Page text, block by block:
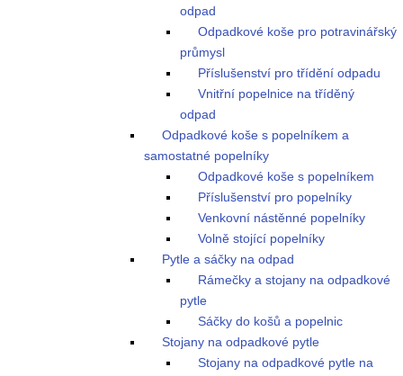
odpad
Odpadkové koše pro potravinářský
průmysl
Příslušenství pro třídění odpadu
Vnitřní popelnice na tříděný
odpad
Odpadkové koše s popelníkem a
samostatné popelníky
Odpadkové koše s popelníkem
Příslušenství pro popelníky
Venkovní nástěnné popelníky
Volně stojící popelníky
Pytle a sáčky na odpad
Rámečky a stojany na odpadkové
pytle
Sáčky do košů a popelnic
Stojany na odpadkové pytle
Stojany na odpadkové pytle na